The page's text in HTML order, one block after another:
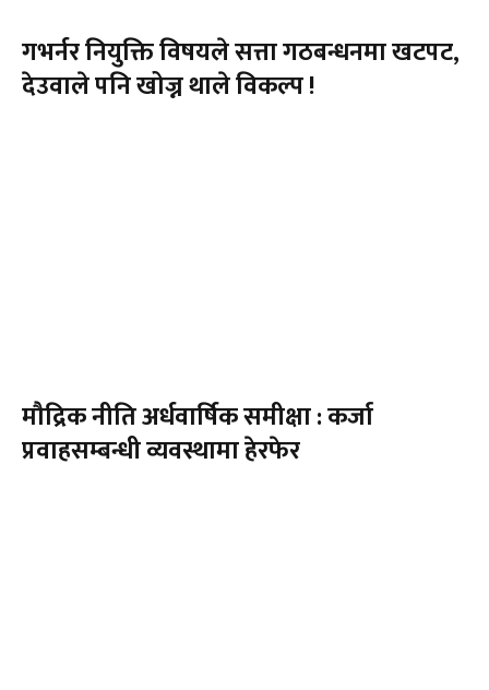
गभर्नर नियुक्ति विषयले सत्ता गठबन्धनमा खटपट,
देउवाले पनि खोज्न थाले विकल्प !
मौद्रिक नीति अर्धवार्षिक समीक्षा : कर्जा
प्रवाहसम्बन्धी व्यवस्थामा हेरफेर